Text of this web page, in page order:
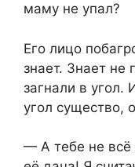
маму не упал?
Его лицо
знает. Знает не
загнали в угол.
угол существо,
— А тебе не всё